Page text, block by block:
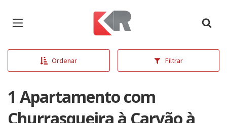
Página inicial
Ordenar Filtrar
1 Apartamento com
Churrasqueira à Carvão à